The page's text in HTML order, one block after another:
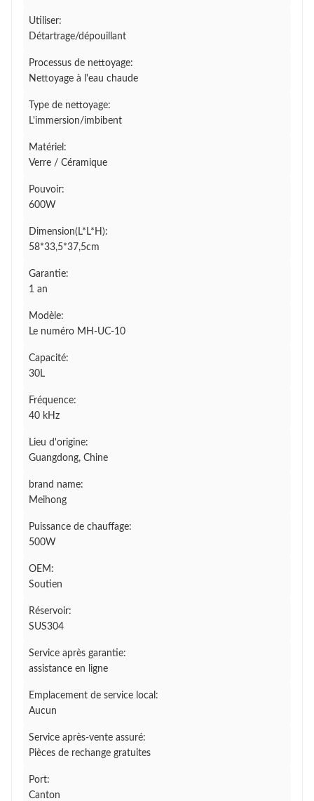
Utiliser:
Détartrage/dépouillant
Processus de nettoyage:
Nettoyage à l'eau chaude
Type de nettoyage:
L'immersion/imbibent
Matériel:
Verre / Céramique
Pouvoir:
600W
Dimension(L*L*H):
58*33,5*37,5cm
Garantie:
1 an
Modèle:
Le numéro MH-UC-10
Capacité:
30L
Fréquence:
40 kHz
Lieu d'origine:
Guangdong, Chine
brand name:
Meihong
Puissance de chauffage:
500W
OEM:
Soutien
Réservoir:
SUS304
Service après garantie:
assistance en ligne
Emplacement de service local:
Aucun
Service après-vente assuré:
Pièces de rechange gratuites
Port:
Canton